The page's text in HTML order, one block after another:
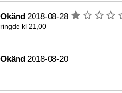
Okänd 2018-08-28
ringde kl 21,00
Okänd 2018-08-20